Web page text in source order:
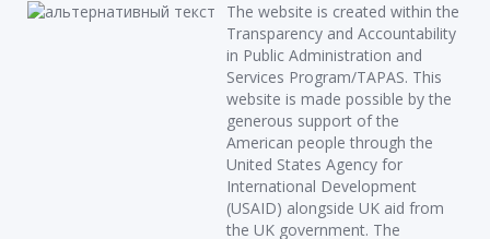
The website is created within the
Transparency and Accountability
in Public Administration and
Services Program/TAPAS. This
website is made possible by the
generous support of the
American people through the
United States Agency for
International Development
(USAID) alongside UK aid from
the UK government. The